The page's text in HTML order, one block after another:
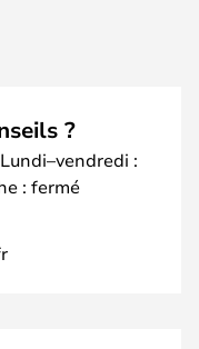
?
:
: fermé